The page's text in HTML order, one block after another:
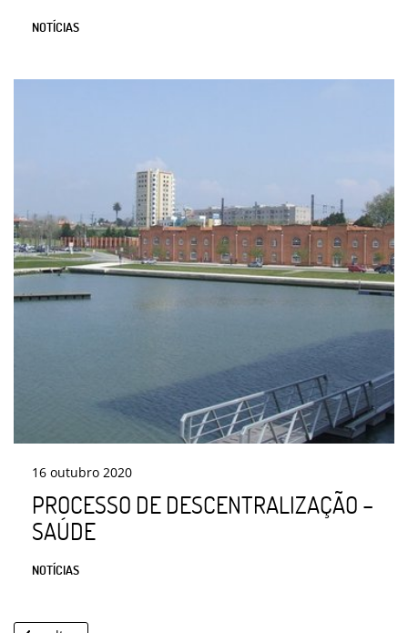
NOTÍCIAS
16 outubro 2020
PROCESSO DE DESCENTRALIZAÇÃO –
SAÚDE
NOTÍCIAS